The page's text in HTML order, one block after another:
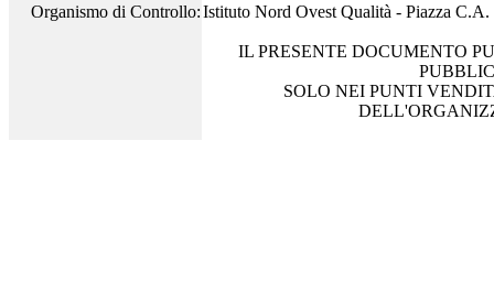
Organismo di Controllo:Istituto Nord Ovest Qualità - Piazza
IL PRESENTE DOCUMENTO
SOLO NEI PUNTI